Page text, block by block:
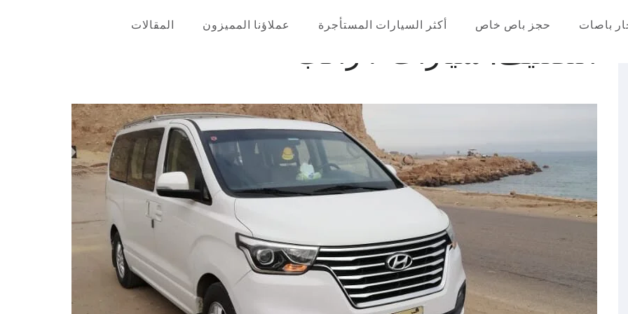
في مصر
باصات حجز باص خاص أكثر السيارات المستأجرة عملاؤنا المميزون
المقالات